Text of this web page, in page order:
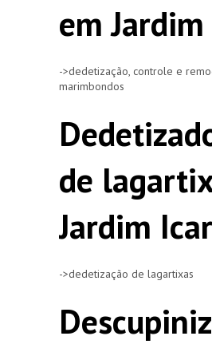
em
->dedetização, controle e
marimbondos
de
Jardim
->dedetização de lagartixas